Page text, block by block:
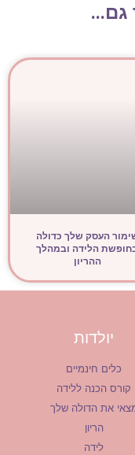
גם...
העסק שלך כדולה
הלידה ובמהלך
ההריון
יולדות
כלים חינמיים
קורס הכנה ללידה
את הדולה שלך
הריון
לידה